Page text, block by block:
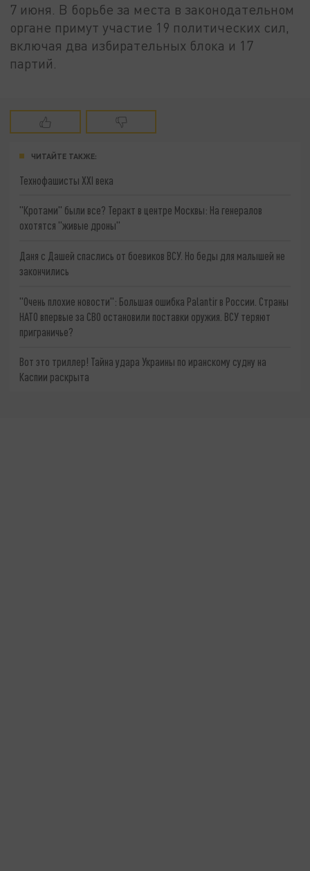
7 июня. В борьбе за места в законодательном
органе примут участие 19 политических сил,
включая два избирательных блока и 17
партий.
ЧИТАЙТЕ ТАКЖЕ:
Технофашисты XXI века
"Кротами" были все? Теракт в центре Москвы: На генералов
охотятся "живые дроны"
Даня с Дашей спаслись от боевиков ВСУ. Но беды для малышей не
закончились
"Очень плохие новости": Большая ошибка Palantir в России. Страны
НАТО впервые за СВО остановили поставки оружия. ВСУ теряют
приграничье?
Вот это триллер! Тайна удара Украины по иранскому судну на
Каспии раскрыта